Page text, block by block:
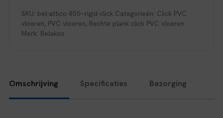
SKU: bel-attico-850--rigid-click Categorieën: Click PVC
vloeren, PVC vloeren, Rechte plank click PVC vloeren
Merk: Belakos
Omschrijving Specificaties Bezorging